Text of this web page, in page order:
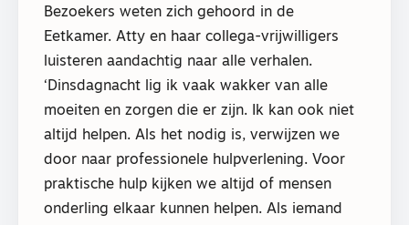
Bezoekers weten zich gehoord in de
Eetkamer. Atty en haar collega-vrijwilligers
luisteren aandachtig naar alle verhalen.
‘Dinsdagnacht lig ik vaak wakker van alle
moeiten en zorgen die er zijn. Ik kan ook niet
altijd helpen. Als het nodig is, verwijzen we
door naar professionele hulpverlening. Voor
praktische hulp kijken we altijd of mensen
onderling elkaar kunnen helpen. Als iemand